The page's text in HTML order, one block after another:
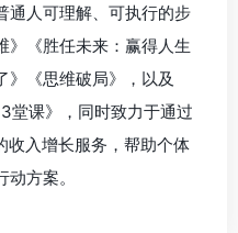
通人可理解、可执行的步
》《胜任未来：赢得人生
》《思维破局》，以及
堂课》，同时致力于通过
收入增长服务，帮助个体
方案。